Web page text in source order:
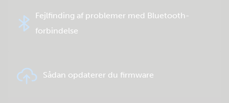
Fejlfinding af problemer med Bluetooth-
forbindelse
Sådan opdaterer du firmware